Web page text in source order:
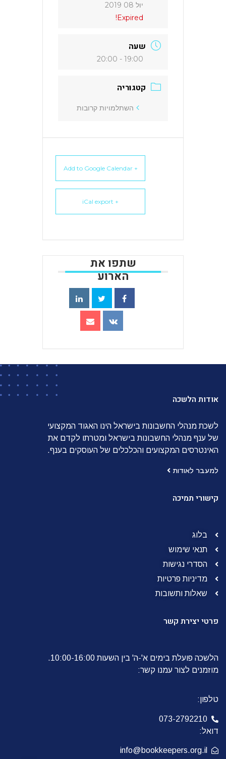
יול 08 2019
Expired!
19:00 - 20:00
השתלמויות קרובות
+ Add to Google Calendar
+ iCal export
אודות הלשכה
לשכת מנהלי החשבונות בישראל הינו האגוד המקצועי
של ענף מנהלי החשבונות בישראל ומטרתו לקדם את
האינטרסים המקצועים והכלכלים של העוסקים בענף.
למעבר לאודות
קישורי תמיכה
בלוג
תנאי שימוש
הסדרי נגישות
מדיניות פרטיות
שאלות ותשובות
פרטי יצירת קשר
הלשכה פועלת בימים א'-ה' בין השעות 10:00-16:00.
מוזמנים לצור עמנו קשר:
טלפון:
073-2792210
דואל:
info@bookkeepers.org.il